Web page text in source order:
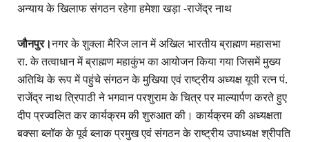
अन्याय के खिलाफ संगठन रहेगा हमेशा खड़ा -राजेंद्र नाथ
जौनपुर।नगर के शुक्ला मैरिज लान में अखिल भारतीय ब्राह्मण महासभा
रा. के तत्वाधान में ब्राह्मण महाकुंभ का आयोजन किया गया जिसमें मुख्य
अतिथि के रूप में पहुंचे संगठन के मुखिया एवं राष्ट्रीय अध्यक्ष यूपी रत्न पं.
राजेंद्र नाथ त्रिपाठी ने भगवान परशुराम के चित्र पर माल्यार्पण करते हुए
दीप प्रज्वलित कर कार्यक्रम की शुरुआत की‌। कार्यक्रम की अध्यक्षता
बक्सा ब्लॉक के पूर्व ब्लाक प्रमुख एवं संगठन के राष्ट्रीय उपाध्यक्ष श्रीपति